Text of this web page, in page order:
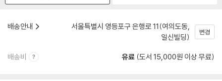
배송안내
서울특별시 영등포구 은행로 11(여의도동,
일신빌딩)
변경
배송비 유료 (도서 15,000원 이상 무료)